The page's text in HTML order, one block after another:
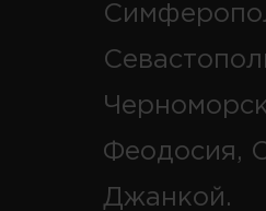
Феодосия,
Джанкой.